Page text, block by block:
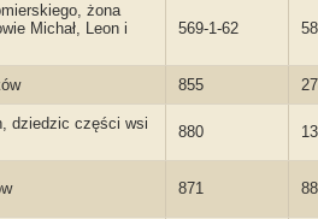
żona
Michał, Leon i
569-1-62
855
dziedzic części wsi
880
871 88